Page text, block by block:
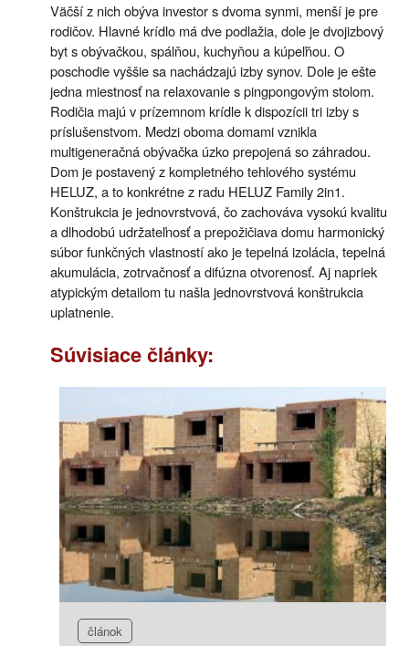
Väčší z nich obýva investor s dvoma synmi, menší je pre
rodičov. Hlavné krídlo má dve podlažia, dole je dvojizbový
byt s obývačkou, spálňou, kuchyňou a kúpeľňou. O
poschodie vyššie sa nachádzajú izby synov. Dole je ešte
jedna miestnosť na relaxovanie s pingpongovým stolom.
Rodičia majú v prízemnom krídle k dispozícii tri izby s
príslušenstvom. Medzi oboma domami vznikla
multigeneračná obývačka úzko prepojená so záhradou.
Dom je postavený z kompletného tehlového systému
HELUZ, a to konkrétne z radu HELUZ Family 2in1.
Konštrukcia je jednovrstvová, čo zachováva vysokú kvalitu
a dlhodobú udržateľnosť a prepožičiava domu harmonický
súbor funkčných vlastností ako je tepelná izolácia, tepelná
akumulácia, zotrvačnosť a difúzna otvorenosť. Aj napriek
atypickým detailom tu našla jednovrstvová konštrukcia
uplatnenie.
Súvisiace články:
článok